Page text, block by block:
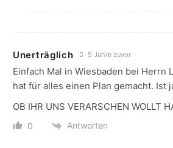
Unerträglich 5 Jahre zuvor
Einfach Mal in Wiesbaden bei Herrn
hat für alles einen Plan gemacht. Ist
OB IHR UNS VERARSCHEN WOLLT
0 Antworten